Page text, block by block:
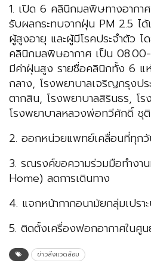
1. เปิด 6 คลินิกมลพิษทางอากา
รับผลกระทบจากฝุ่น PM 2.5 ไ
ผู้สูงอายุ และผู้มีโรคประจำตัว โ
คลินิกมลพิษอากาศ เป็น
มีค่าฝุ่นสูง รายชื่อคลินิกทั้ง 6 แ
กลาง, โรงพยาบาลเจริญกรุงป
ตากสิน, โรงพยาบาลสิรินธร, โ
โรงพยาบาลหลวงพ่อทวีศักดิ์ ชุ
2. ออกหน่วยแพทย์เคลื่อนที่ทุก
3. รณรงค์ขอความร่วมมือทำง
Home) ลดการเดินทาง
4. แจกหน้ากากอนามัยกลุ่มเปรา
5. ติดตั้งเครื่องฟอกอากาศในศู
ข่าวสิ่งแวดล้อม